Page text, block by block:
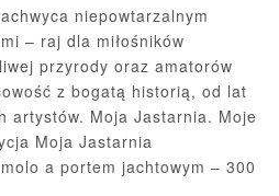
niepowtarzalnym
– raj dla miłośników
przyrody oraz amatorów
z bogatą historią, od lat
artystów. Moja Jastarnia. Moje
Moja Jastarnia
a portem jachtowym – 300